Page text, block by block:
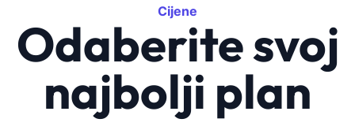
Cijene
Odaberite svoj
najbolji plan